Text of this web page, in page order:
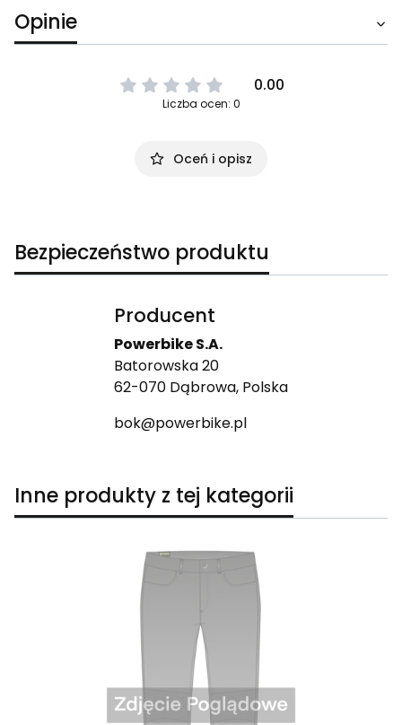
Opinie
0.00
Liczba ocen: 0
Oceń i opisz
Bezpieczeństwo produktu
Producent
Powerbike S.A.
Batorowska 20
62-070 Dąbrowa, Polska
bok@powerbike.pl
Inne produkty z tej kategorii